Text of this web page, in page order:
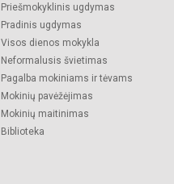
Priešmokyklinis ugdymas
Pradinis ugdymas
Visos dienos mokykla
Neformalusis švietimas
Pagalba mokiniams ir tėvams
Mokinių pavėžėjimas
Mokinių maitinimas
Biblioteka